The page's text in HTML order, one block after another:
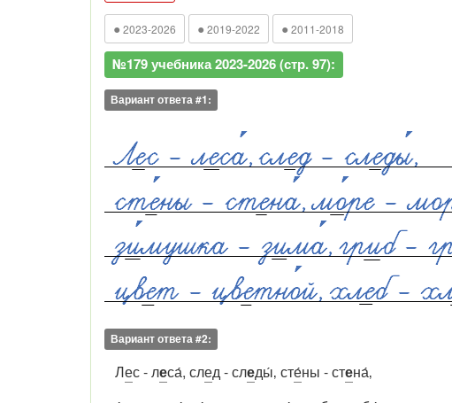
● 2023-2026 ● 2019-2022 ● 2011-2018
№179 учебника 2023-2026 (стр. 97):
Вариант ответа #1:
Вариант ответа #2:
Лес - леса́, след - следы́‚ сте́ны - стена́‚